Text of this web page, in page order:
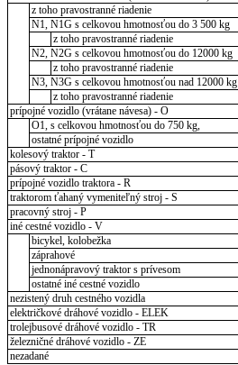
z toho pravostranné riadenie
N1, N1G s celkovou hmotnosťou do 3 500 kg
z toho pravostranné riadenie
N2, N2G s celkovou hmotnosťou do 12000 kg
z toho pravostranné riadenie
N3, N3G s celkovou hmotnosťou nad 12000 kg
z toho pravostranné riadenie
prípojné vozidlo (vrátane návesa) - O
O1, s celkovou hmotnosťou do 750 kg,
ostatné prípojné vozidlo
kolesový traktor - T
pásový traktor - C
prípojné vozidlo traktora - R
traktorom ťahaný vymeniteľný stroj - S
pracovný stroj - P
iné cestné vozidlo - V
bicykel, kolobežka
záprahové
jednonápravový traktor s prívesom
ostatné iné cestné vozidlo
nezistený druh cestného vozidla
električkové dráhové vozidlo - ELEK
trolejbusové dráhové vozidlo - TR
železničné dráhové vozidlo - ZE
nezadané